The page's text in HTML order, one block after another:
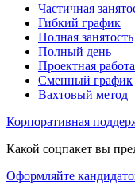
Частичная
Гибкий график
Полная занятость
Полный день
Проектная работа
Сменный график
Вахтовый метод
Корпоративная
Какой соцпакет вы
Оформляйте